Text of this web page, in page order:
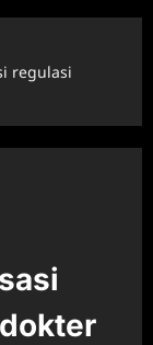
regulasi